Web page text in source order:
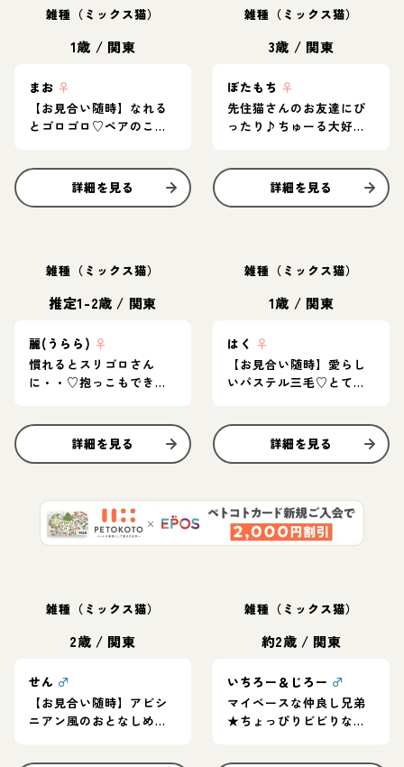
雑種（ミックス猫）
1歳 / 関東
まお ♀
【お見合い随時】なれる
とゴロゴロ♡ペアのこま
詳細を見る
雑種（ミックス猫）
3歳 / 関東
ぼたもち ♀
先住猫さんのお友達にぴ
ったり♪ちゅーる大好き
詳細を見る
雑種（ミックス猫）
推定1-2歳 / 関東
麗(うらら) ♀
慣れるとスリゴロさん
に・・♡抱っこもできる
詳細を見る
雑種（ミックス猫）
1歳 / 関東
はく ♀
【お見合い随時】愛らし
いパステル三毛♡とても
詳細を見る
雑種（ミックス猫）
2歳 / 関東
せん ♂
【お見合い随時】アビシ
ニアン風のおとなしめな
雑種（ミックス猫）
約2歳 / 関東
いちろー＆じろー ♂
マイペースな仲良し兄弟
★ちょっぴりビビりな兄